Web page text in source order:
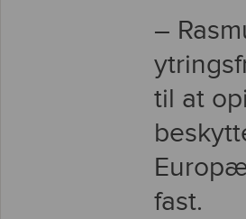
–
til at
fast.